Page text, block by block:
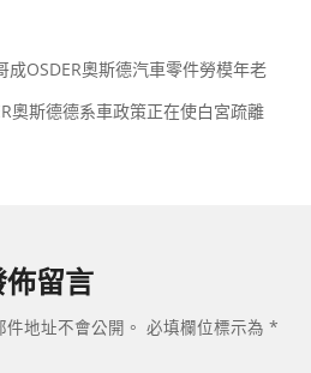
OSDER奧斯德汽車零件勞模年老
奧斯德德系車政策正在使白宮疏離
留言
地址不會公開。 必填欄位標示為 *